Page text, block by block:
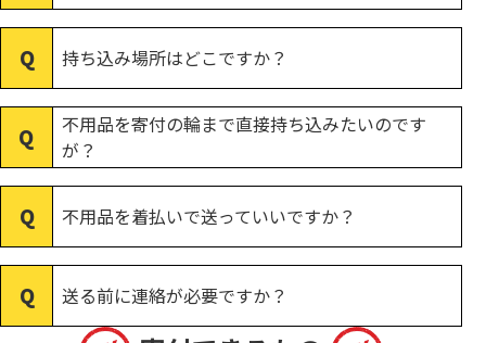
持ち込み場所はどこですか？
不用品を寄付の輪まで直接持ち込みたいのです
が？
不用品を着払いで送っていいですか？
送る前に連絡が必要ですか？